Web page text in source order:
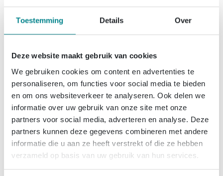
Toestemming Details Over
Deze website maakt gebruik van cookies
We gebruiken cookies om content en advertenties te
personaliseren, om functies voor social media te bieden
en om ons websiteverkeer te analyseren. Ook delen we
informatie over uw gebruik van onze site met onze
partners voor social media, adverteren en analyse. Deze
partners kunnen deze gegevens combineren met andere
informatie die u aan ze heeft verstrekt of die ze hebben
verzameld op basis van uw gebruik van hun services.
334,99
Fortifura Galeria Douchedeur -
60x200cm - 8mm -
veiligheidsglas - ribbel -
scharnieren - deurgreep -
geborsteld koper pvd - helder
Gratis levering
Levering:binnen 1 week
334,99